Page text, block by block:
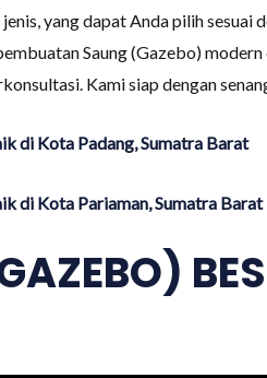
yang dapat Anda pilih sesuai
Saung (Gazebo)
Kami siap dengan
di Kota Padang, Sumatra Barat
di Kota Pariaman, Sumatra Barat